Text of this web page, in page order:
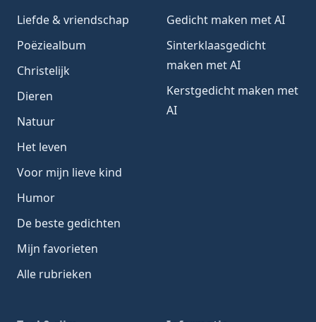
Liefde & vriendschap
Poëziealbum
Christelijk
Dieren
Natuur
Het leven
Voor mijn lieve kind
Humor
De beste gedichten
Mijn favorieten
Alle rubrieken
Gedicht maken met AI
Sinterklaasgedicht
maken met AI
Kerstgedicht maken met
AI